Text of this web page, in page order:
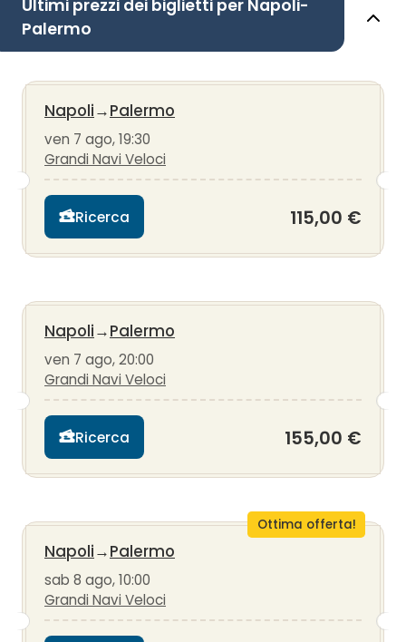
Ultimi prezzi dei biglietti per Napoli-
Palermo
Napoli→Palermo
ven 7 ago, 19:30
Grandi Navi Veloci
Ricerca 115,00 €
Napoli→Palermo
ven 7 ago, 20:00
Grandi Navi Veloci
Ricerca 155,00 €
Ottima offerta!
Napoli→Palermo
sab 8 ago, 10:00
Grandi Navi Veloci